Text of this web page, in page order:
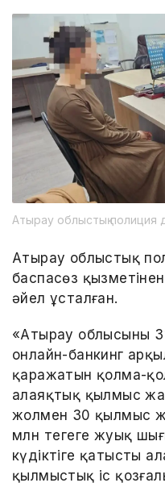
Атырау облыстық полиция
Атырау облыстық
баспасөз
әйел ұсталған.
«Атырау облысының
онлайн-банкинг
қаражатын қолма-
алаяқтық қылмыс
жолмен 30 қылмыс
млн теңгеге жуық
күдіктіге қатысты
қылмыстық іс